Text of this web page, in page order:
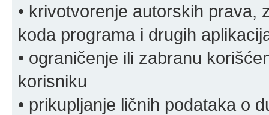
• krivotvorenje autorskih prava,
koda programa i drugih
• ograničenje ili zabranu
korisniku
• prikupljanje ličnih podataka o